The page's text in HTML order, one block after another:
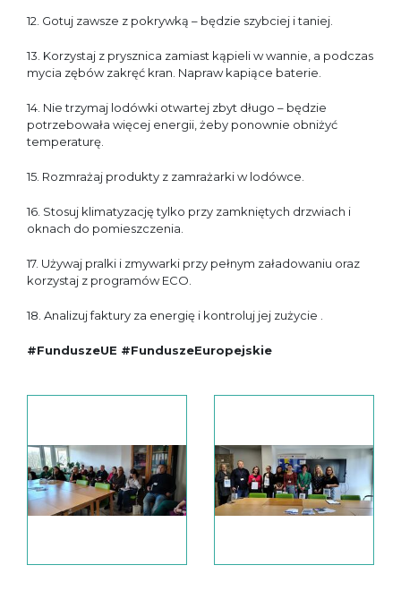
12. Gotuj zawsze z pokrywką – będzie szybciej i taniej.
13. Korzystaj z prysznica zamiast kąpieli w wannie, a podczas
mycia zębów zakręć kran. Napraw kapiące baterie.
14. Nie trzymaj lodówki otwartej zbyt długo – będzie
potrzebowała więcej energii, żeby ponownie obniżyć
temperaturę.
15. Rozmrażaj produkty z zamrażarki w lodówce.
16. Stosuj klimatyzację tylko przy zamkniętych drzwiach i
oknach do pomieszczenia.
17. Używaj pralki i zmywarki przy pełnym załadowaniu oraz
korzystaj z programów ECO.
18. Analizuj faktury za energię i kontroluj jej zużycie .
#FunduszeUE #FunduszeEuropejskie